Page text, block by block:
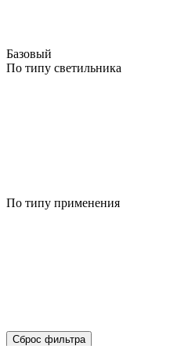
Базовый
По типу светильника
По типу применения
Сброс фильтра